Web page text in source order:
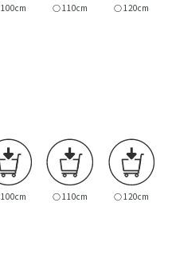
100cm ○110cm ○120cm
100cm ○110cm ○120cm